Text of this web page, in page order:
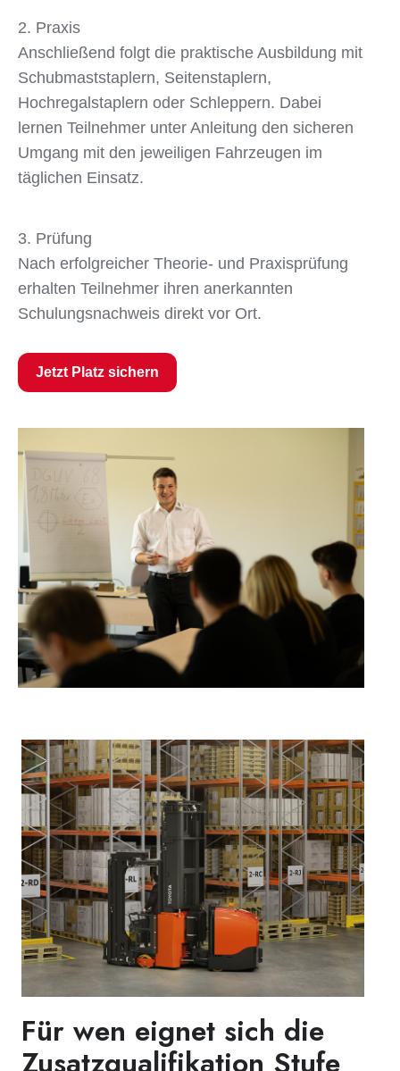
2. Praxis
Anschließend folgt die praktische Ausbildung mit
Schubmaststaplern, Seitenstaplern,
Hochregalstaplern oder Schleppern. Dabei
lernen Teilnehmer unter Anleitung den sicheren
Umgang mit den jeweiligen Fahrzeugen im
täglichen Einsatz.
3. Prüfung
Nach erfolgreicher Theorie- und Praxisprüfung
erhalten Teilnehmer ihren anerkannten
Schulungsnachweis direkt vor Ort.
Jetzt Platz sichern
Für wen eignet sich die
Zusatzqualifikation Stufe